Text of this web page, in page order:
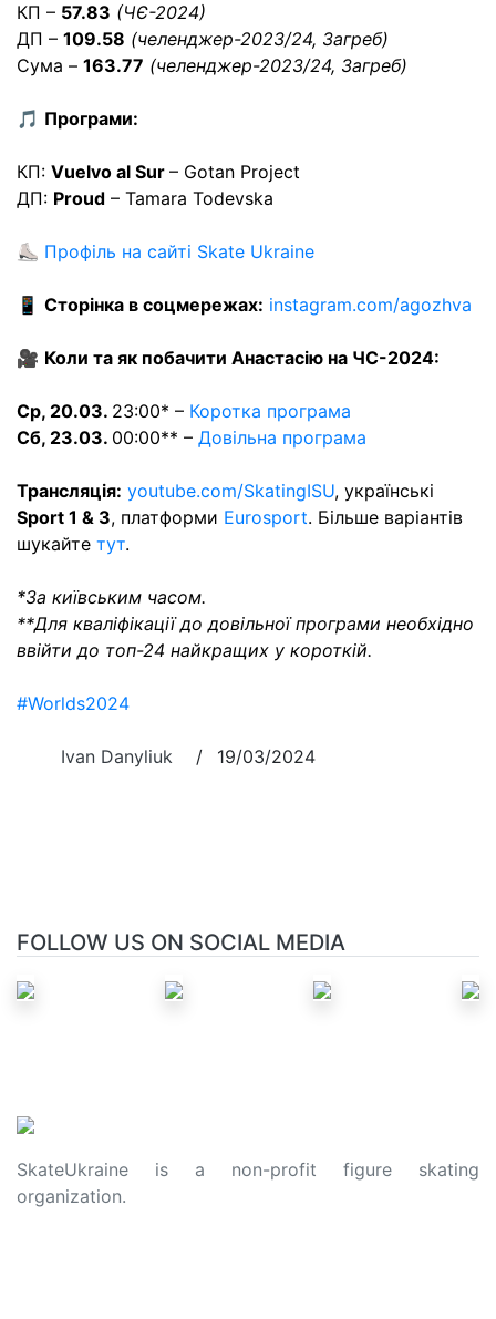
КП – 57.83 (ЧЄ-2024)
ДП – 109.58 (челенджер-2023/24, Загреб)
Сума – 163.77 (челенджер-2023/24, Загреб)
🎵 Програми:
КП: Vuelvo al Sur – Gotan Project
ДП: Proud – Tamara Todevska
⛸ Профіль на сайті Skate Ukraine
📱 Сторінка в соцмережах: instagram.com/agozhva
🎥 Коли та як побачити Анастасію на ЧС-2024:
Ср, 20.03. 23:00* – Коротка програма
Сб, 23.03. 00:00** – Довільна програма
Трансляція: youtube.com/SkatingISU, українські
Sport 1 & 3, платформи Eurosport. Більше варіантів
шукайте тут.
*За київським часом.
**Для кваліфікації до довільної програми необхідно
ввійти до топ-24 найкращих у короткій.
#Worlds2024
Ivan Danyliuk / 19/03/2024
FOLLOW US ON SOCIAL MEDIA
SkateUkraine is a non-profit figure skating
organization.